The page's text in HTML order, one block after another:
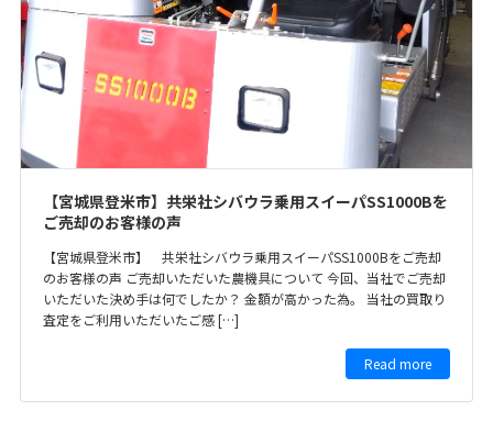
【宮城県登米市】共栄社シバウラ乗用スイーパSS1000Bを
ご売却のお客様の声
【宮城県登米市】 共栄社シバウラ乗用スイーパSS1000Bをご売却
のお客様の声 ご売却いただいた農機具について 今回、当社でご売却
いただいた決め手は何でしたか？ 金額が高かった為。 当社の買取り
査定をご利用いただいたご感 […]
Read more